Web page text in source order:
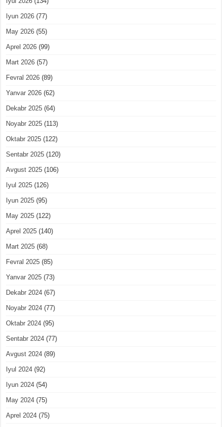
Iyun 2026 (77)
May 2026 (55)
Aprel 2026 (99)
Mart 2026 (57)
Fevral 2026 (89)
Yanvar 2026 (62)
Dekabr 2025 (64)
Noyabr 2025 (113)
Oktabr 2025 (122)
Sentabr 2025 (120)
Avgust 2025 (106)
Iyul 2025 (126)
Iyun 2025 (95)
May 2025 (122)
Aprel 2025 (140)
Mart 2025 (68)
Fevral 2025 (85)
Yanvar 2025 (73)
Dekabr 2024 (67)
Noyabr 2024 (77)
Oktabr 2024 (95)
Sentabr 2024 (77)
Avgust 2024 (89)
Iyul 2024 (92)
Iyun 2024 (54)
May 2024 (75)
Aprel 2024 (75)